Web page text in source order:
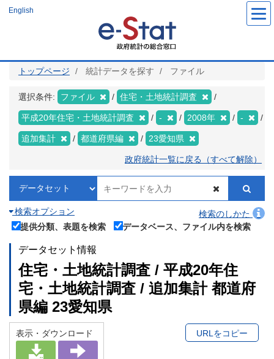
ツ
English
トップページ 統計データを探す ファイル
選択条件: ファイル 住宅・土地統計調査
平成20年住宅・土地統計調査 - 2008年 -
追加集計 都道府県編 23愛知県
政府統計一覧に戻る（すべて解除）
検索オプション
検索のしかた
提供分類、表題を検索
データベース、ファイル内を検索
データセット情報
住宅・土地統計調査 / 平成20年住
宅・土地統計調査 / 追加集計 都道府
県編 23愛知県
表示・ダウンロード URLをコピー